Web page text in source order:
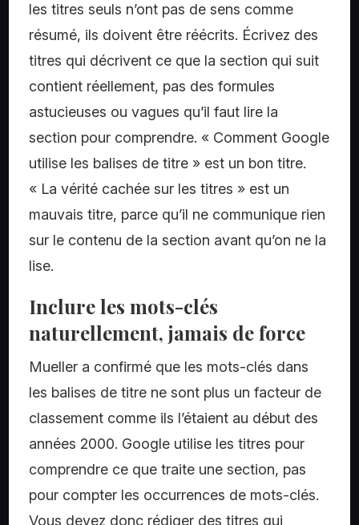
les titres seuls n’ont pas de sens comme
résumé, ils doivent être réécrits. Écrivez des
titres qui décrivent ce que la section qui suit
contient réellement, pas des formules
astucieuses ou vagues qu’il faut lire la
section pour comprendre. « Comment Google
utilise les balises de titre » est un bon titre.
« La vérité cachée sur les titres » est un
mauvais titre, parce qu’il ne communique rien
sur le contenu de la section avant qu’on ne la
lise.
Inclure les mots-clés
naturellement, jamais de force
Mueller a confirmé que les mots-clés dans
les balises de titre ne sont plus un facteur de
classement comme ils l’étaient au début des
années 2000. Google utilise les titres pour
comprendre ce que traite une section, pas
pour compter les occurrences de mots-clés.
Vous devez donc rédiger des titres qui